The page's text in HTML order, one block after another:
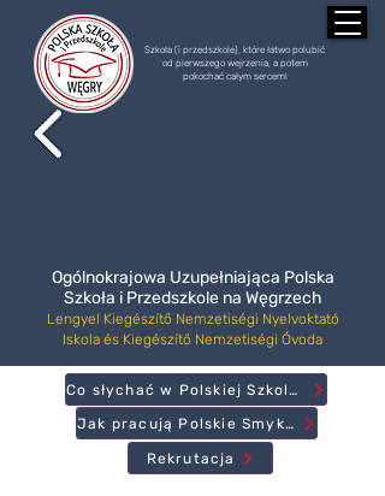
Szkoła (i przedszkole), które łatwo polubić
od pierwszego wejrzenia, a potem
pokochać całym sercem!
Ogólnokrajowa Uzupełniająca Polska
Szkoła i Przedszkole na Węgrzech
Lengyel Kiegészítő Nemzetiségi Nyelvoktató
Iskola és Kiegészítő Nemzetiségi Óvoda
Rekrutacja
Jak pracują Polskie Smyki?
Co słychać w Polskiej Szkole?